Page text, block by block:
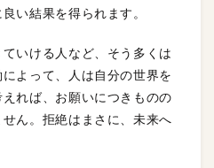
い結果を得られます。
いける人など、そう多くは
よって、人は自分の世界を
れば、お願いにつきものの
ん。拒絶はまさに、未来へ